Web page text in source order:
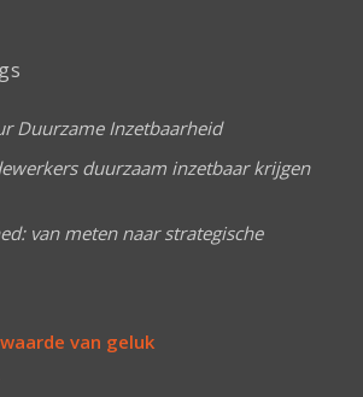
Duurzame Inzetbaarheid
duurzaam inzetbaar krijgen
van meten naar strategische
van geluk